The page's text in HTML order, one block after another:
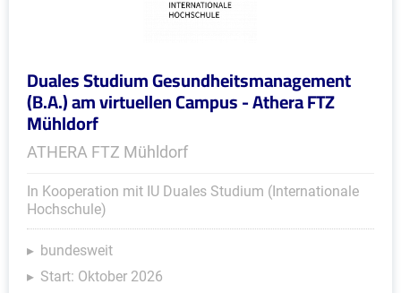
Duales Studium Gesundheitsmanagement
(B.A.) am virtuellen Campus - Athera FTZ
Mühldorf
ATHERA FTZ Mühldorf
In Kooperation mit IU Duales Studium (Internationale
Hochschule)
bundesweit
Start: Oktober 2026